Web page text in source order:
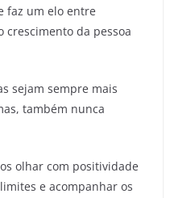
faz um elo entre
crescimento da pessoa
sejam sempre mais
também nunca
olhar com positividade
e acompanhar os